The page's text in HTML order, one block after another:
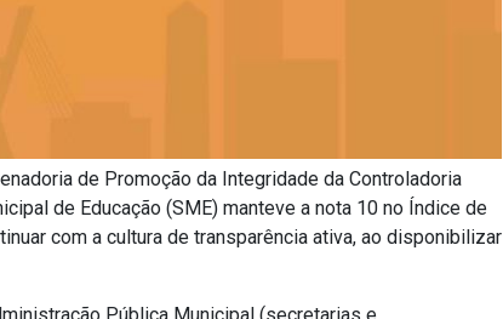
de Promoção da Integridade da Controladoria
de Educação (SME) manteve a nota 10 no Índice de
com a cultura de transparência ativa, ao disponibilizar